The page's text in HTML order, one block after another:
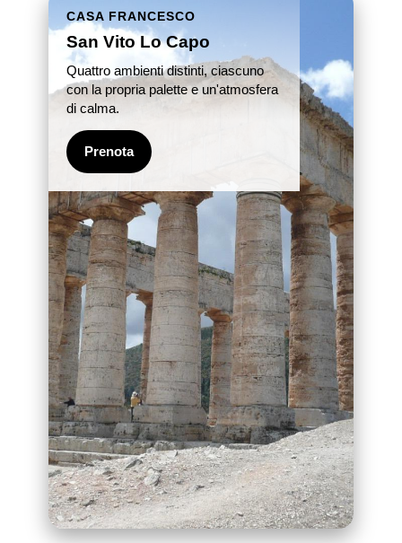
CASA FRANCESCO
San Vito Lo Capo
Quattro ambienti distinti, ciascuno
con la propria palette e un'atmosfera
di calma.
Prenota